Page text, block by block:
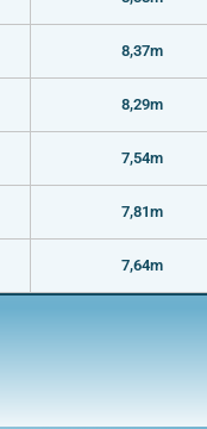
8,37m
8,29m
7,54m
7,81m
7,64m